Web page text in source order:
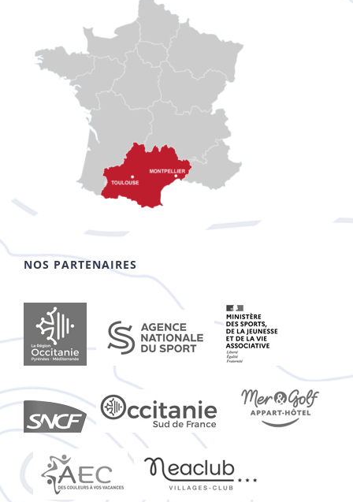
NOS PARTENAIRES